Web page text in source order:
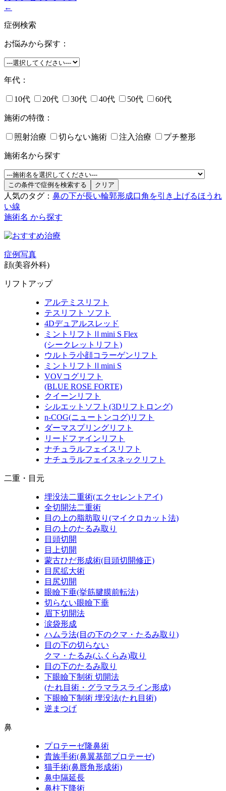
←
症例検索
お悩みから探す：
年代：
10代 20代 30代 40代 50代 60代
施術の特徴：
照射治療 切らない施術 注入治療 プチ整形
施術名から探す
人気のタグ： 鼻の下が長い輪郭形成口角を引き上げるほうれ
い線
施術名 から探す
症例写真
顔(美容外科)
リフトアップ
アルテミスリフト
テスリフト ソフト
4Dデュアルスレッド
ミントリフトⅡmini S Flex
(シークレットリフト)
ウルトラ小顔コラーゲンリフト
ミントリフトⅡmini S
VOVコグリフト
(BLUE ROSE FORTE)
クイーンリフト
シルエットソフト (3Dリフトロング)
n-COG(ニュートンコグ)リフト
ダーマスプリングリフト
リードファインリフト
ナチュラルフェイスリフト
ナチュラルフェイスネックリフト
二重・目元
埋没法二重術(エクセレントアイ)
全切開法二重術
目の上の脂肪取り (マイクロカット法)
目の上のたるみ取り
目頭切開
目上切開
蒙古ひだ形成術(目頭切開修正)
目尻拡大術
目尻切開
眼瞼下垂(挙筋腱膜前転法)
切らない眼瞼下垂
眉下切開法
涙袋形成
ハムラ法(目の下のクマ・たるみ取り)
目の下の切らない
クマ・たるみ(ふくらみ)取り
目の下のたるみ取り
下眼瞼下制術 切開法
(たれ目術・グラマラスライン形成)
下眼瞼下制術 埋没法(たれ目術)
逆まつげ
鼻
プロテーゼ隆鼻術
貴族手術(鼻翼基部プロテーゼ)
猫手術(鼻唇角形成術)
鼻中隔延長
鼻柱下降術